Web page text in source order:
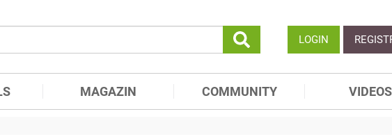
LOGIN
MAGAZIN COMMUNITY VIDEOS